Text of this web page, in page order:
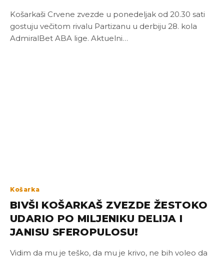
Košarkaši Crvene zvezde u ponedeljak od 20.30 sati
gostuju večitom rivalu Partizanu u derbiju 28. kola
AdmiralBet ABA lige. Aktuelni…
Košarka
BIVŠI KOŠARKAŠ ZVEZDE ŽESTOKO
UDARIO PO MILJENIKU DELIJA I
JANISU SFEROPULOSU!
Vidim da mu je teško, da mu je krivo, ne bih voleo da